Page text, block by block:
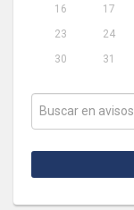
16
17
23
24
30
31